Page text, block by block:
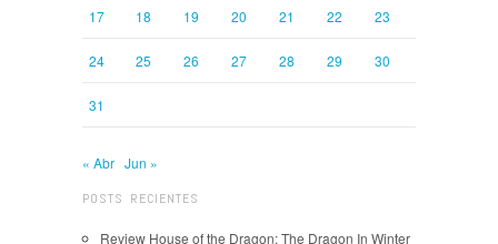
17 18 19 20 21 22 23
24 25 26 27 28 29 30
31
« Abr Jun »
POSTS RECIENTES
Review House of the Dragon: The Dragon In Winter